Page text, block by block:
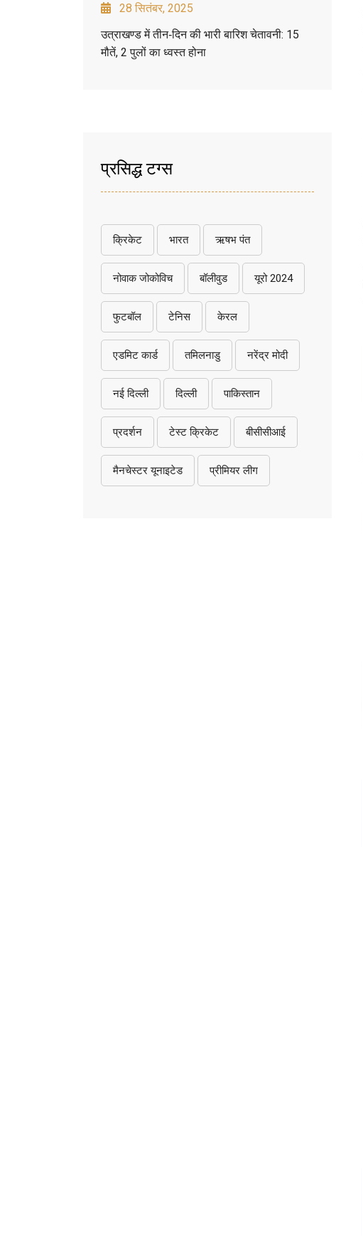
28 सितंबर, 2025
उत्राखण्ड में तीन‑दिन की भारी बारिश चेतावनी: 15
मौतें, 2 पुलों का ध्वस्त होना
प्रसिद्ध टग्स
क्रिकेट भारत ऋषभ पंत
नोवाक जोकोविच बॉलीवुड यूरो 2024
फुटबॉल टेनिस केरल
एडमिट कार्ड तमिलनाडु नरेंद्र मोदी
नई दिल्ली दिल्ली पाकिस्तान
प्रदर्शन टेस्ट क्रिकेट बीसीसीआई
मैनचेस्टर यूनाइटेड प्रीमियर लीग